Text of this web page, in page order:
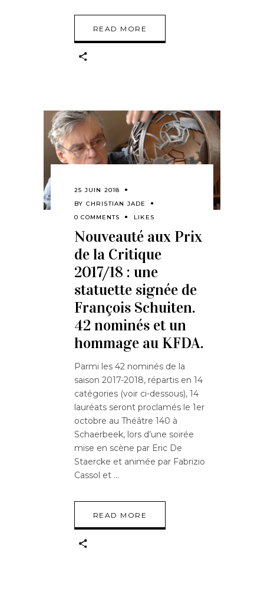
READ MORE
25 JUIN 2018
BY CHRISTIAN JADE
0 COMMENTS
LIKES
Nouveauté aux Prix
de la Critique
2017/18 : une
statuette signée de
François Schuiten.
42 nominés et un
hommage au KFDA.
Parmi les 42 nominés de la
saison 2017-2018, répartis en 14
catégories (voir ci-dessous), 14
lauréats seront proclamés le 1er
octobre au Théâtre 140 à
Schaerbeek, lors d’une soirée
mise en scène par Eric De
Staercke et animée par Fabrizio
Cassol et
READ MORE